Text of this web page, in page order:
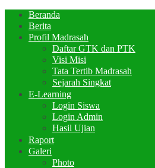
Beranda
Berita
Profil Madrasah
Daftar GTK dan PTK
Visi Misi
Tata Tertib Madrasah
Sejarah Singkat
E-Learning
Login Siswa
Login Admin
Hasil Ujian
Raport
Galeri
Photo